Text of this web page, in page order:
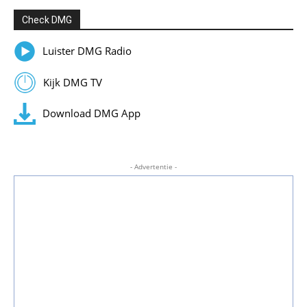
Check DMG
Luister DMG Radio
Kijk DMG TV
Download DMG App
- Advertentie -